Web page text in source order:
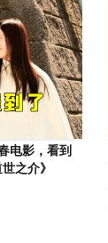
电影，看到
之介》